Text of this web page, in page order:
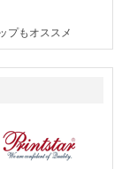
プもオススメ